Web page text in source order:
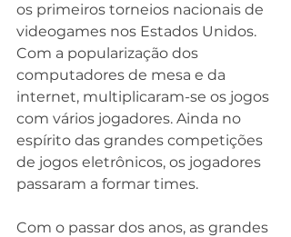
os primeiros torneios nacionais de
videogames nos Estados Unidos.
Com a popularização dos
computadores de mesa e da
internet, multiplicaram-se os jogos
com vários jogadores. Ainda no
espírito das grandes competições
de jogos eletrônicos, os jogadores
passaram a formar times.
Com o passar dos anos, as grandes